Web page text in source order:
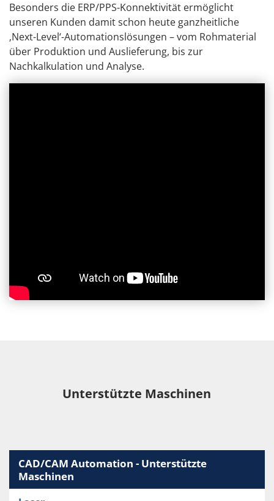
Besonders die ERP/PPS-Konnektivität ermöglicht
unseren Kunden damit schon heute ganzheitliche
‚Next-Level‘-Automationslösungen – vom Rohmaterial
über Produktion und Auslieferung, bis zur
Nachkalkulation und Analyse.
Unterstützte Maschinen
CAD/CAM Automation - Unterstützte
Maschinen